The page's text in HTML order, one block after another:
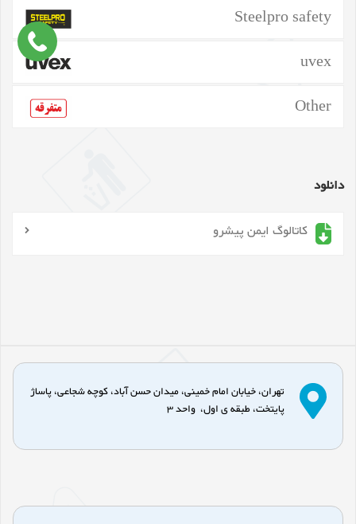
Steelpro safety
uvex
Other
دانلود
کاتالوگ ایمن پیشرو
تهران، خیابان امام خمینی، میدان حسن آباد، کوچه شجاعی، پاساژ
پایتخت، طبقه ی اول، واحد 3